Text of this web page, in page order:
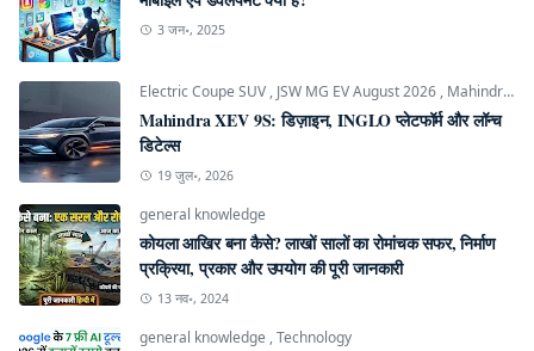
3 जन॰, 2025
Electric Coupe SUV , JSW MG EV August 2026 , Mahindra INGLO Platform
Mahindra XEV 9S: डिज़ाइन, INGLO प्लेटफॉर्म और लॉन्च
डिटेल्स
19 जुल॰, 2026
general knowledge
कोयला आखिर बना कैसे? लाखों सालों का रोमांचक सफर, निर्माण
प्रक्रिया, प्रकार और उपयोग की पूरी जानकारी
13 नव॰, 2024
general knowledge ,Technology